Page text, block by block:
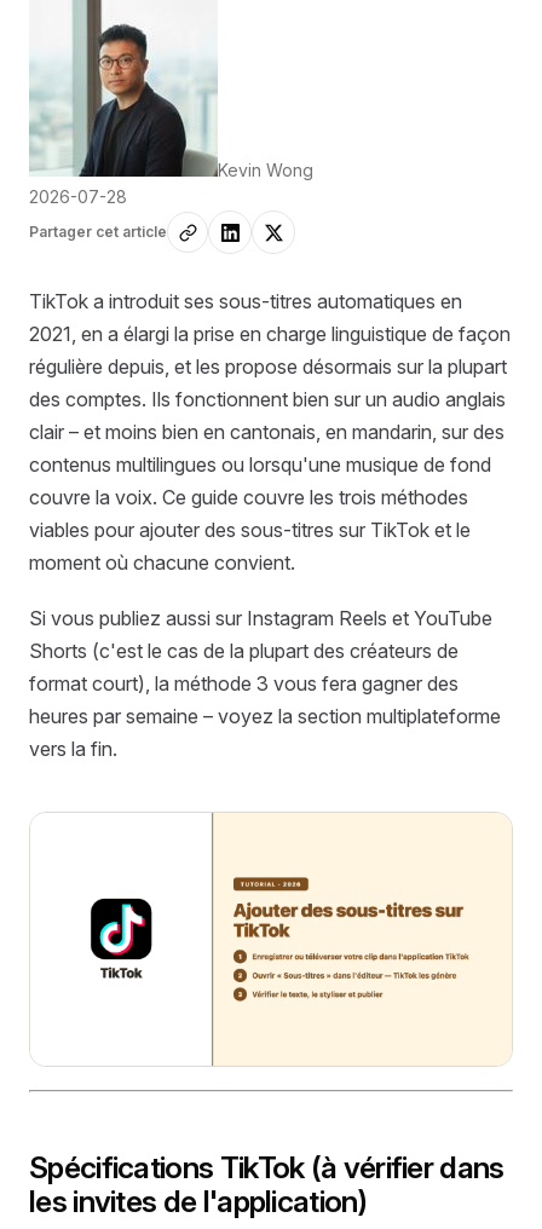
Kevin Wong
2026-07-28
Partager cet article
TikTok a introduit ses sous-titres automatiques en
2021, en a élargi la prise en charge linguistique de façon
régulière depuis, et les propose désormais sur la plupart
des comptes. Ils fonctionnent bien sur un audio anglais
clair – et moins bien en cantonais, en mandarin, sur des
contenus multilingues ou lorsqu'une musique de fond
couvre la voix. Ce guide couvre les trois méthodes
viables pour ajouter des sous-titres sur TikTok et le
moment où chacune convient.
Si vous publiez aussi sur Instagram Reels et YouTube
Shorts (c'est le cas de la plupart des créateurs de
format court), la méthode 3 vous fera gagner des
heures par semaine – voyez la section multiplateforme
vers la fin.
Spécifications TikTok (à vérifier dans
les invites de l'application)